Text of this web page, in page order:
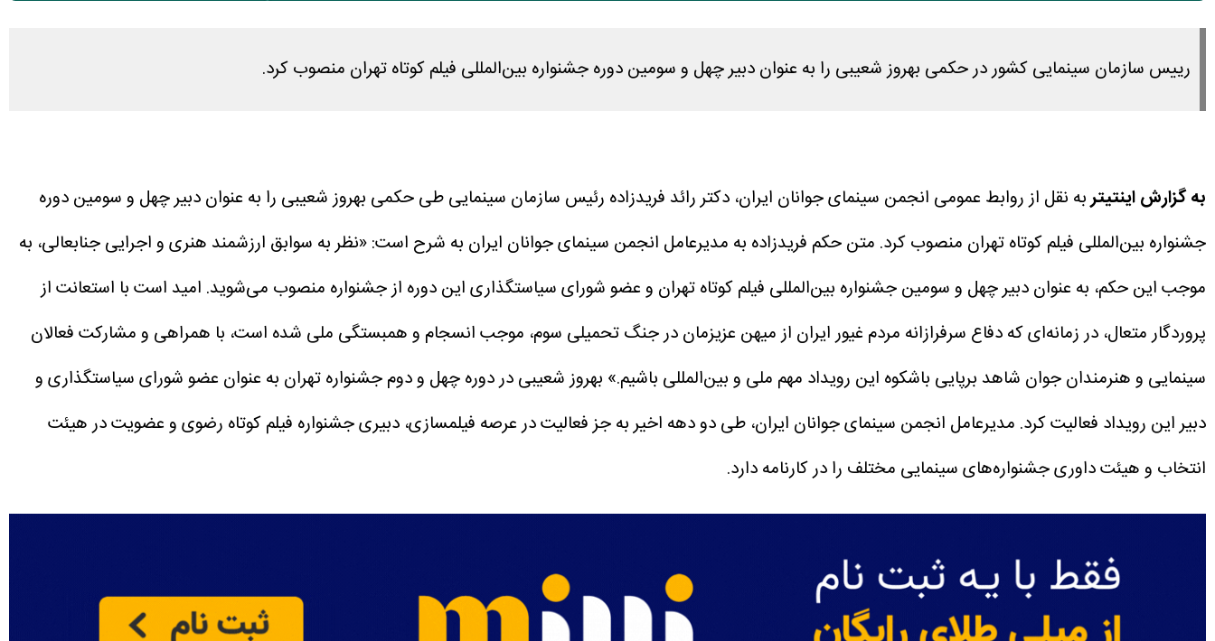
رییس سازمان سینمایی کشور در حکمی بهروز شعیبی را به عنوان دبیر چهل و سومین دوره‌ جشنواره‌ بین‌المللی فیلم کوتاه تهران منصوب کرد.
به گزارش اینتیتربه نقل از روابط عمومی انجمن سینمای جوانان ایران، دکتر رائد فریدزاده رئیس سازمان سینمایی طی حکمی بهروز شعیبی را به عنوان دبیر چهل و سومین دوره
جشنواره بین‌المللی فیلم کوتاه تهران منصوب کرد. متن حکم فریدزاده به مدیرعامل انجمن سینمای جوانان ایران به شرح است: «نظر به سوابق ارزشمند هنری و اجرایی جنابعالی، به
موجب این حکم، به عنوان دبیر چهل و سومین جشنواره بین‌المللی فیلم کوتاه تهران و عضو شورای سیاستگذاری این دوره از جشنواره منصوب می‌شوید. امید است با استعانت از
پروردگار متعال، در زمانه‌ای که دفاع سرفرازانه مردم غیور ایران از میهن عزیزمان در جنگ تحمیلی سوم، موجب انسجام و همبستگی ملی شده است، با همراهی و مشارکت فعالان
سینمایی و هنرمندان جوان شاهد برپایی باشکوه این رویداد مهم ملی و بین‌المللی باشیم.» بهروز شعیبی در دوره چهل و دوم جشنواره تهران به عنوان عضو شورای سیاستگذاری و
دبیر این رویداد فعالیت کرد. مدیرعامل انجمن سینمای جوانان ایران، طی دو دهه اخیر به جز فعالیت در عرصه فیلمسازی، دبیری جشنواره فیلم کوتاه رضوی و عضویت در هیئت
انتخاب و هیئت داوری جشنواره‌های سینمایی مختلف را در کارنامه دارد.